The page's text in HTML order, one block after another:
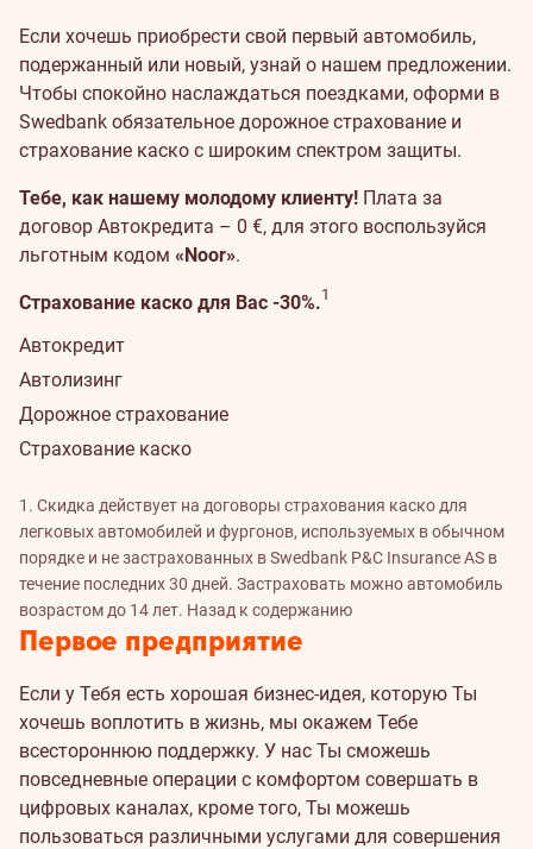
Если хочешь приобрести свой первый автомобиль,
подержанный или новый, узнай о нашем предложении.
Чтобы спокойно наслаждаться поездками, оформи в
Swedbank обязательное дорожное страхование и
страхование каско с широким спектром защиты.
Тебе, как нашему молодому клиенту! Плата за
договор Автокредита – 0 €, для этого воспользуйся
льготным кодом «Noor».
Страхование каско для Вас -30%.1
Автокредит
Автолизинг
Дорожное страхование
Страхование каско
1. Скидка действует на договоры страхования каско для
легковых автомобилей и фургонов, используемых в обычном
порядке и не застрахованных в Swedbank P&C Insurance AS в
течение последних 30 дней. Застраховать можно автомобиль
возрастом до 14 лет. Назад к содержанию
Первое предприятие
Если у Тебя есть хорошая бизнес-идея, которую Ты
хочешь воплотить в жизнь, мы окажем Тебе
всестороннюю поддержку. У нас Ты сможешь
повседневные операции с комфортом совершать в
цифровых каналах, кроме того, Ты можешь
пользоваться различными услугами для совершения